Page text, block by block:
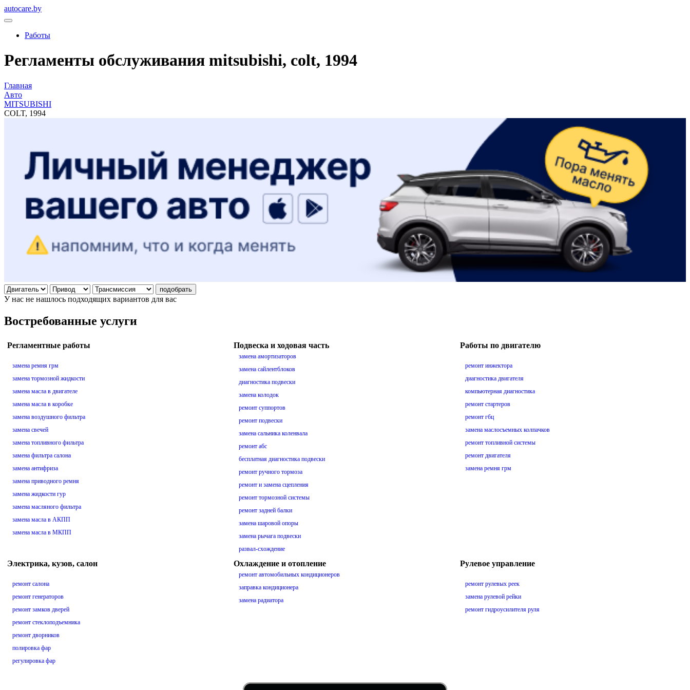
autocare.by
Работы
Регламенты обслуживания mitsubishi, colt, 1994
Главная
Авто
MITSUBISHI
COLT, 1994
подобрать
У нас не нашлось подходящих вариантов для вас
Востребованные услуги
Регламентные работы
замена ремня грм
замена тормозной жидкости
замена масла в двигателе
замена масла в коробке
замена воздушного фильтра
замена свечей
замена топливного фильтра
замена фильтра салона
замена антифриза
замена приводного ремня
замена жидкости гур
замена масляного фильтра
замена масла в АКПП
замена масла в МКПП
Подвеска и ходовая часть
замена амортизаторов
замена сайлентблоков
диагностика подвески
замена колодок
ремонт суппортов
ремонт подвески
замена сальника коленвала
ремонт абс
бесплатная диагностика подвески
ремонт ручного тормоза
ремонт и замена сцепления
ремонт тормозной системы
ремонт задней балки
замена шаровой опоры
замена рычага подвески
развал-схождение
Работы по двигателю
ремонт инжектора
диагностика двигателя
компьютерная диагностика
ремонт стартеров
ремонт гбц
замена маслосъемных колпачков
ремонт топливной системы
ремонт двигателя
замена ремня грм
Электрика, кузов, салон
ремонт салона
ремонт генераторов
ремонт замков дверей
ремонт стеклоподъемника
ремонт дворников
полировка фар
регулировка фар
Охлаждение и отопление
ремонт автомобильных кондиционеров
заправка кондиционера
замена радиатора
Рулевое управление
ремонт рулевых реек
замена рулевой рейки
ремонт гидроусилителя руля